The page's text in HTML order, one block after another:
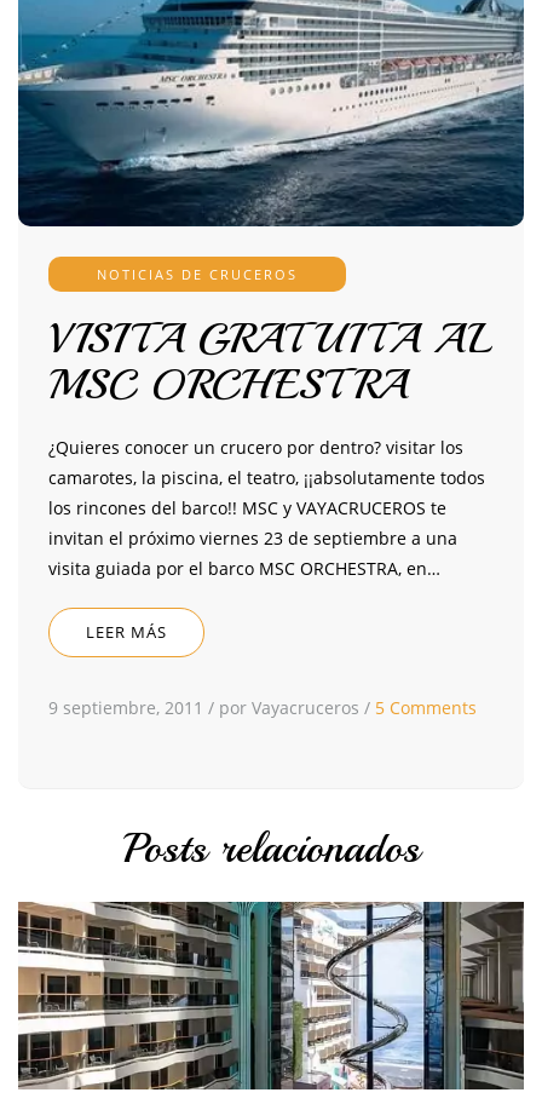
NOTICIAS DE CRUCEROS
VISITA GRATUITA AL
MSC ORCHESTRA
¿Quieres conocer un crucero por dentro? visitar los
camarotes, la piscina, el teatro, ¡¡absolutamente todos
los rincones del barco!! MSC y VAYACRUCEROS te
invitan el próximo viernes 23 de septiembre a una
visita guiada por el barco MSC ORCHESTRA, en…
LEER MÁS
9 septiembre, 2011 / por Vayacruceros / 5 Comments
Posts relacionados